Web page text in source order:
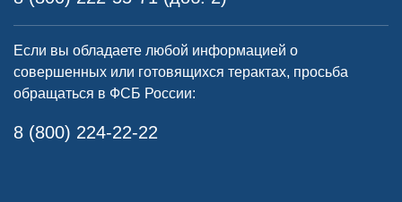
Если вы обладаете любой информацией о
совершенных или готовящихся терактах, просьба
обращаться в ФСБ России:
8 (800) 224-22-22